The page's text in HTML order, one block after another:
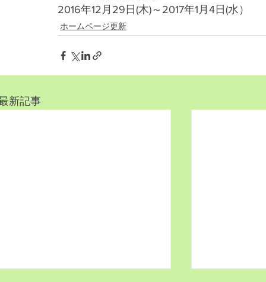
2016年12月29日(木)～2017年1月4日(水）
ホームページ更新
新記事